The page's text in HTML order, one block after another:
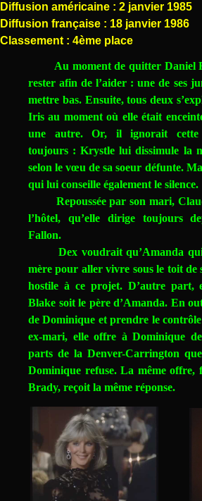
Diffusion américaine : 2 janvier 1985
Diffusion française : 18 janvier 1986
Classement : 4ème place
Au moment de quitter Daniel
rester afin de l’aider : une de ses
mettre bas. Ensuite, tous deux
Iris au moment où elle était
une autre. Or, il ignorait cette
toujours : Krystle lui dissimule la
selon le vœu de sa soeur défunte.
qui lui conseille également le silence.
Repoussée par son mari,
l’hôtel, qu’elle dirige toujours
Fallon.
Dex voudrait qu’Amanda
mère pour aller vivre sous le toit de
hostile à ce projet. D’autre part,
Blake soit le père d’Amanda. En
de Dominique et prendre le
ex-mari, elle offre à Dominique
parts de la Denver-Carrington
Dominique refuse. La même
Brady, reçoit la même réponse.